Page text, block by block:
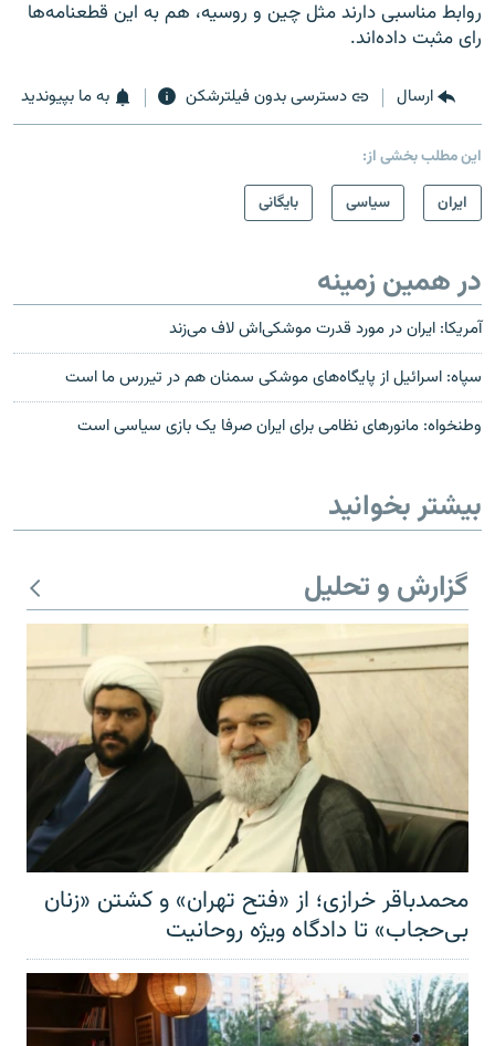
روابط مناسبی دارند مثل چین و روسیه، هم به این قطعنامه‌ها
رای مثبت داده‌اند.
ارسال دسترسی بدون فیلترشکن به ما بپیوندید
این مطلب بخشی از:
ايران
سیاسی بایگانی
در همین زمینه
آمریکا: ایران در مورد قدرت موشکی‌اش لاف می‌زند
سپاه: اسرائیل از پایگاه‌های موشکی سمنان هم در تیررس ما است
وطنخواه: مانورهای نظامی برای ایران صرفا یک بازی سیاسی است
بیشتر بخوانید
گزارش و تحلیل
محمدباقر خرازی؛ از «فتح تهران» و کشتن «زنان
بی‌حجاب» تا دادگاه ویژه روحانیت